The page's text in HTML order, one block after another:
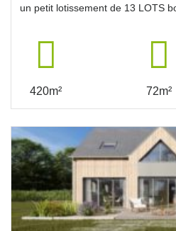
un petit lotissement de 13 LOTS
420m² 72m²